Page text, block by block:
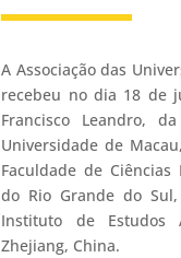
A Associação das
recebeu no dia 18 de
Francisco Leandro,
Universidade de
Faculdade de Ciências
do Rio Grande do
Instituto de Estudos
Zhejiang, China.